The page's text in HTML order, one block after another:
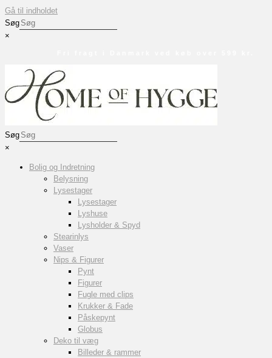
Gå til indholdet
Søg
×
Søg
×
Bolig og Indretning
Belysning
Lysestager
Lysestager
Lyshuse
Lysholder & Spyd
Stearinlys
Vaser
Nips & Figurer
Pynt
Figurer
Fugle med clips
Krukker & Fade
Påskepynt
Globus
Deko til væg
Billeder & rammer